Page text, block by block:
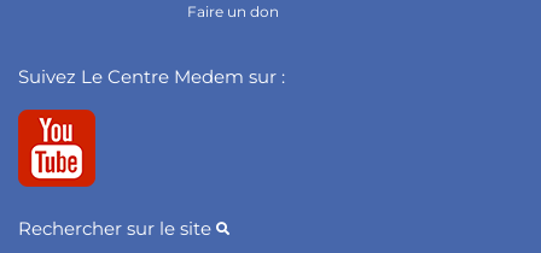
Faire un don
Suivez Le Centre Medem sur :
Rechercher sur le site